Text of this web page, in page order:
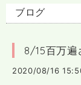
ブログ
8/15百万遍
2020/08/16